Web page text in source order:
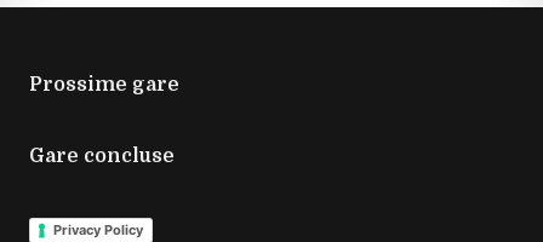
Prossime gare
Gare concluse
Privacy Policy